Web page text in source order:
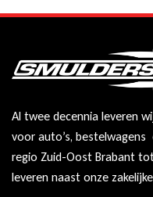
Al twee decennia leveren
voor auto’s,
regio Zuid-Oost Brabant
leveren naast onze